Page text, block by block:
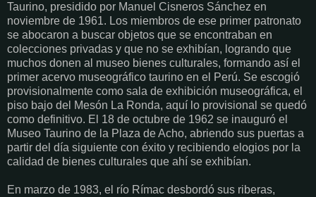
Taurino, presidido por Manuel Cisneros Sánchez en
noviembre de 1961. Los miembros de ese primer patronato
se abocaron a buscar objetos que se encontraban en
colecciones privadas y que no se exhibían, logrando que
muchos donen al museo bienes culturales, formando así el
primer acervo museográfico taurino en el Perú. Se escogió
provisionalmente como sala de exhibición museográfica, el
piso bajo del Mesón La Ronda, aquí lo provisional se quedó
como definitivo. El 18 de octubre de 1962 se inauguró el
Museo Taurino de la Plaza de Acho, abriendo sus puertas a
partir del día siguiente con éxito y recibiendo elogios por la
calidad de bienes culturales que ahí se exhibían.
En marzo de 1983, el río Rímac desbordó sus riberas,